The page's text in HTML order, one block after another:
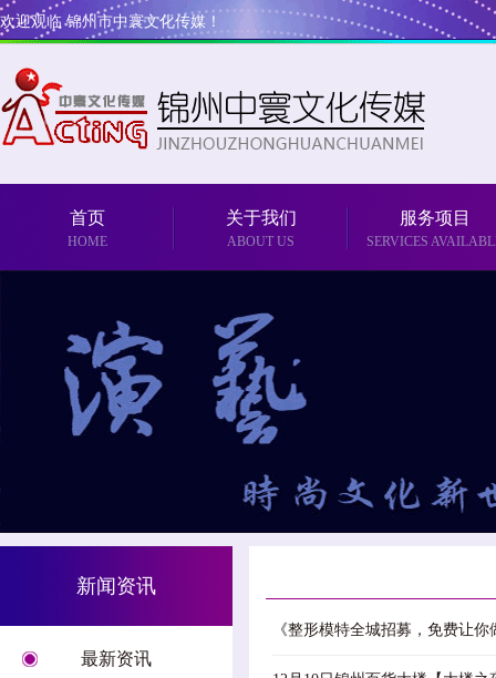
欢迎观临 锦州市中寰文化传媒！
首页
HOME
关于我们
ABOUT US
服务项目
SERVICES
新闻资讯
最新资讯
《整形模特全城招募，免费让